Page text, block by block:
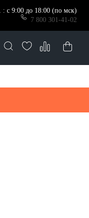
: с 9:00 до 18:00 (по мск)
7 800 301-41-02